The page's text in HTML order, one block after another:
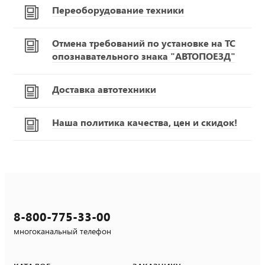
Переоборудование техники
Отмена требований по установке на ТС
опознавательного знака "АВТОПОЕЗД"
Доставка автотехники
Наша политика качества, цен и скидок!
8-800-775-33-00
многоканальный телефон